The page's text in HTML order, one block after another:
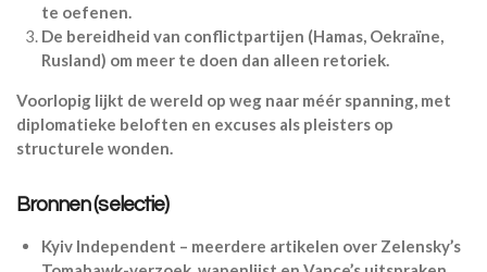
te oefenen.
De bereidheid van conflictpartijen (Hamas, Oekraïne,
Rusland) om meer te doen dan alleen retoriek.
Voorlopig lijkt de wereld op weg naar méér spanning, met
diplomatieke beloften en excuses als pleisters op
structurele wonden.
Bronnen (selectie)
Kyiv Independent – meerdere artikelen over Zelensky’s